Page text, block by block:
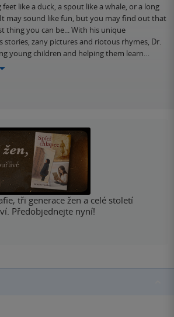
like a duck, a spout like a whale, or a long
may sound like fun, but you may find out that
thing you can be... With his unique
zany pictures and riotous rhymes, Dr.
young children and helping them learn…
tři generace žen a celé století
Předobjednejte nyní!